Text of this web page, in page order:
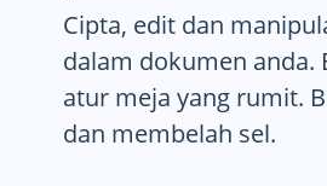
Cipta, edit dan
dalam dokumen anda.
atur meja yang rumit.
dan membelah sel.